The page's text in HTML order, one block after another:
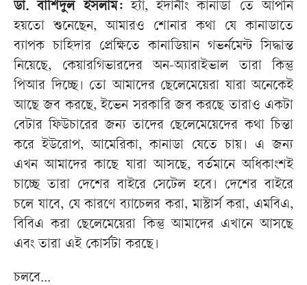
ডা. বাশিদুল ইসলাম: হ্যাঁ, ইদানীং কানাডা তে আপনি
হয়তো শুনেছেন, আমারও শোনার কথা যে কানাডাতে
ব্যাপক চাহিদার প্রেক্ষিতে কানাডিয়ান গভর্নমেন্ট সিদ্ধান্ত
নিয়েছে, কেয়ারগিভারদের অন-অ্যারাইভাল তারা কিন্তু
পিআর দিচ্ছে। তো আমাদের ছেলেমেয়েরা যারা অনেকেই
আছে জব করছে, ইভেন সরকারি জব করছে তারাও একটা
বেটার ফিউচারের জন্য তাদের ছেলেমেয়েদের কথা চিন্তা
করে ইউরোপ, আমেরিকা, কানাডা যেতে চায়। এ জন্য
এখন আমাদের কাছে যারা আসছে, বর্তমানে অধিকাংশই
চাচ্ছে তারা দেশের বাইরে সেটেল হবে। দেশের বাইরে
চলে যাবে, যে কারণে ব্যাচেলর করা, মাস্টার্স করা, এমবিএ,
বিবিএ করা ছেলেমেয়েরা কিন্তু আমাদের এখানে আসছে
এবং তারা এই কোর্সটা করছে।
চলবে...